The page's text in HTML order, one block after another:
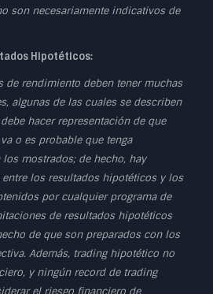
son necesariamente indicativos de
Hipotéticos:
de rendimiento deben tener muchas
algunas de las cuales se describen
hacer representación de que
o es probable que tenga
mostrados; de hecho, hay
los resultados hipotéticos y los
por cualquier programa de
de resultados hipotéticos
de que son preparados con los
Además, trading hipotético no
y ningún record de trading
el riesgo financiero de